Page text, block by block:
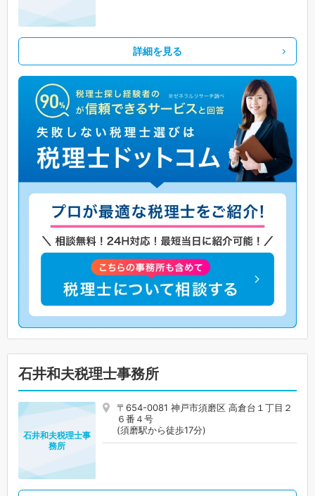
詳細を見る
石井和夫税理士事務所
〒654-0081 神戸市須磨区 高倉台１丁目２
６番４号
(須磨駅から徒歩17分)
石井和夫税理士事
務所